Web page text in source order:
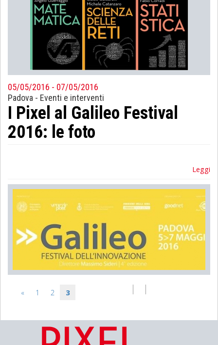
05/05/2016 - 07/05/2016
Padova - Eventi e interventi
I Pixel al Galileo Festival
2016: le foto
Leggi
« 1 2 3